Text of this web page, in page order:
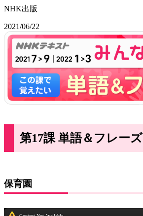
NHK出版
2021/06/22
第17課 単語＆フレーズ
保育園